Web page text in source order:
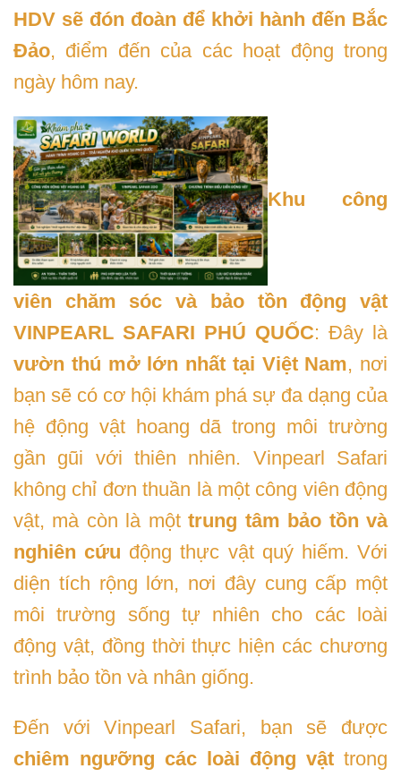
HDV sẽ đón đoàn để khởi hành đến Bắc
Đảo, điểm đến của các hoạt động trong
ngày hôm nay.
Khu công
viên chăm sóc và bảo tồn động vật
VINPEARL SAFARI PHÚ QUỐC: Đây là
vườn thú mở lớn nhất tại Việt Nam, nơi
bạn sẽ có cơ hội khám phá sự đa dạng của
hệ động vật hoang dã trong môi trường
gần gũi với thiên nhiên. Vinpearl Safari
không chỉ đơn thuần là một công viên động
vật, mà còn là mộttrung tâm bảo tồn và
nghiên cứu động thực vật quý hiếm. Với
diện tích rộng lớn, nơi đây cung cấp một
môi trường sống tự nhiên cho các loài
động vật, đồng thời thực hiện các chương
trình bảo tồn và nhân giống.
Đến với Vinpearl Safari, bạn sẽ được
chiêm ngưỡng các loài động vật trong